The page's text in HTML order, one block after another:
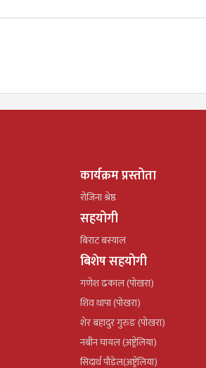
कार्यक्रम प्रस्तोता
रोजिना श्रेष्ठ
सहयोगी
बिराट बस्याल
बिशेष सहयोगी
गणेश ढकाल (पोखरा)
शिव थापा (पोखरा)
शेर बहादुर गुरुङ (पोखरा)
नबीन घायल (अष्ट्रेलिया)
सिदार्थ पौडेल(अष्ट्रेलिया)